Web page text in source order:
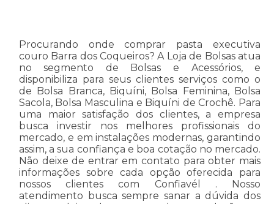
Procurando onde comprar pasta executiva
couro Barra dos Coqueiros? A Loja de Bolsas atua
no segmento de Bolsas e Acessórios, e
disponibiliza para seus clientes serviços como o
de Bolsa Branca, Biquíni, Bolsa Feminina, Bolsa
Sacola, Bolsa Masculina e Biquíni de Crochê. Para
uma maior satisfação dos clientes, a empresa
busca investir nos melhores profissionais do
mercado, e em instalações modernas, garantindo
assim, a sua confiança e boa cotação no mercado.
Não deixe de entrar em contato para obter mais
informações sobre cada opção oferecida para
nossos clientes com Confiavél . Nosso
atendimento busca sempre sanar a dúvida dos